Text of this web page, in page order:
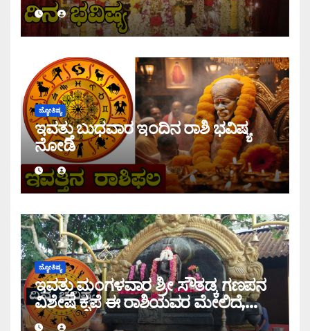
ಜ್ಯೋತಿಷ್ಯ
ಇವತ್ತು ಬುಧವಾರ ಇಂದಿನ ರಾಶಿ ಭವಿಷ್ಯ
ನೋಡಿ
ಜ್ಯೋತಿಷ್ಯ
ಇವತ್ತು ಮಂಗಳವಾರ ಶ್ರೀ ಸೌತಡ್ಕ ಗಣಪನ
ವಿಶೇಷ ಕೃಪೆ ಈ ರಾಶಿಯವರ ಮೇಲಿದೆ,
ಇಂದಿನ ರಾಶಿ ಭವಿಷ್ಯ ತಿಳಿಯಿರಿ